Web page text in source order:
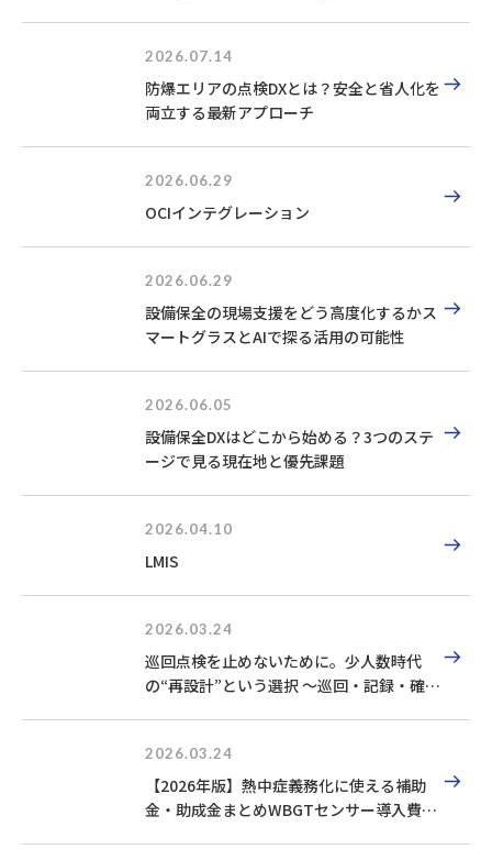
2026.07.14
防爆エリアの点検DXとは？安全と省人化を
両立する最新アプローチ
2026.06.29
OCIインテグレーション
2026.06.29
設備保全の現場支援をどう高度化するかス
マートグラスとAIで探る活用の可能性
2026.06.05
設備保全DXはどこから始める？3つのステ
ージで見る現在地と優先課題
2026.04.10
LMIS
2026.03.24
巡回点検を止めないために。少人数時代
の“再設計”という選択​ ～巡回・記録・確認
2026.03.24
【2026年版】熱中症義務化に使える補助
金・助成金まとめ​WBGTセンサー導入費を